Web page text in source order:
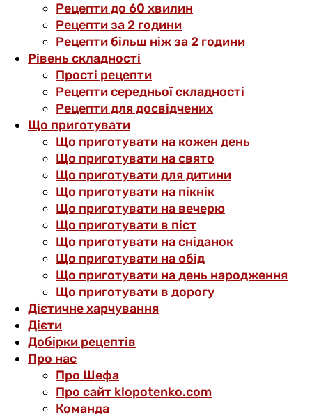
Рецепти до 60 хвилин
Рецепти за 2 години
Рецепти більш ніж за 2 години
Рівень складності
Прості рецепти
Рецепти середньої складності
Рецепти для досвідчених
Що приготувати
Що приготувати на кожен день
Що приготувати на свято
Що приготувати для дитини
Що приготувати на пікнік
Що приготувати на вечерю
Що приготувати в піст
Що приготувати на сніданок
Що приготувати на обід
Що приготувати на день народження
Що приготувати в дорогу
Дієтичне харчування
Дієти
Добірки рецептів
Про нас
Про Шефа
Про сайт klopotenko.com
Команда